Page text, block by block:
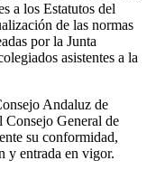
a los Estatutos del
de las normas
por la Junta
asistentes a la
Andaluz de
Consejo General de
su conformidad,
y entrada en vigor.